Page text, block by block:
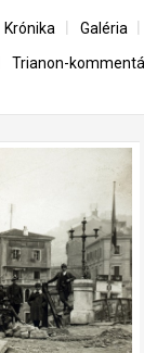
Krónika Galéria
Trianon-